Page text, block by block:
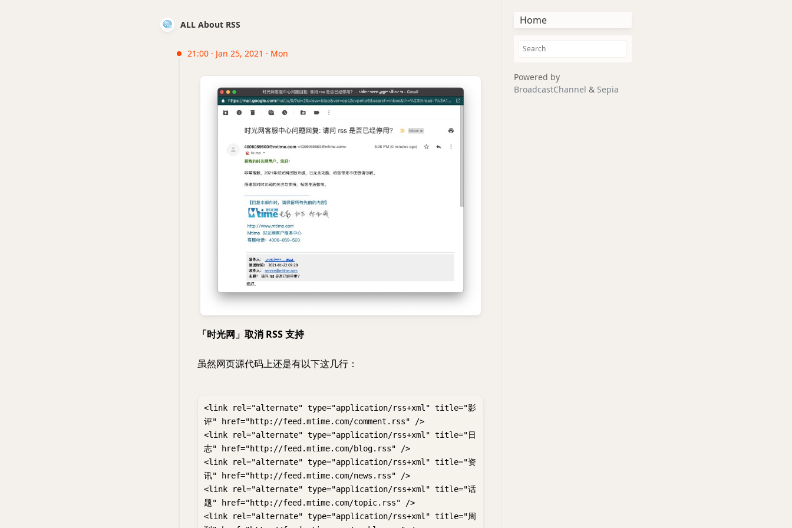
ALL About RSS
21:00 · Jan 25, 2021 · Mon
「时光网」取消 RSS 支持
虽然网页源代码上还是有以下这几行：
<link rel="alternate" type="application/rss+xml" title="影
评" href="http://feed.mtime.com/comment.rss" />
<link rel="alternate" type="application/rss+xml" title="日
志" href="http://feed.mtime.com/blog.rss" />
<link rel="alternate" type="application/rss+xml" title="资
讯" href="http://feed.mtime.com/news.rss" />
<link rel="alternate" type="application/rss+xml" title="话
题" href="http://feed.mtime.com/topic.rss" />
<link rel="alternate" type="application/rss+xml" title="周
Home
Powered by
BroadcastChannel & Sepia